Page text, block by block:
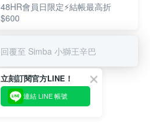
48HR會員日限定⚡結帳最高折
$600
回覆至 Simba 小獅王辛巴
立刻訂閱官方LINE！
連結 LINE 帳號